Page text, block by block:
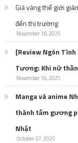
Giá vàng thế giới
đến thị trường
November 18, 2025
[Review Ngôn Tình
Tương: Khi nữ
November 16, 2025
Manga và anime
thành tấm gương
Nhật
October 27, 2025